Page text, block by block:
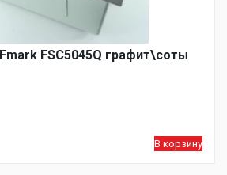
FSC5045Q графит\соты
В корзину